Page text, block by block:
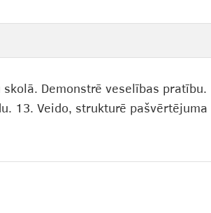
Demonstrē veselības
13. Veido, strukturē